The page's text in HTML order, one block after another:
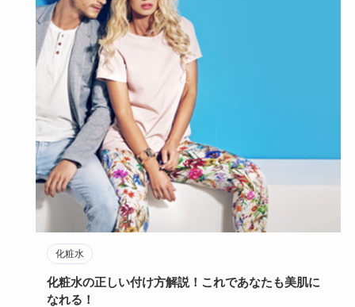
化粧水
化粧水の正しい付け方解説！これであなたも美肌に
なれる！